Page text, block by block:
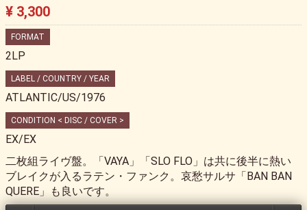
¥ 3,300
FORMAT
2LP
LABEL / COUNTRY / YEAR
ATLANTIC/US/1976
CONDITION < DISC / COVER >
EX/EX
二枚組ライヴ盤。「VAYA」「SLO FLO」は共に後半に熱い
ブレイクが入るラテン・ファンク。哀愁サルサ「BAN BAN
QUERE」も良いです。